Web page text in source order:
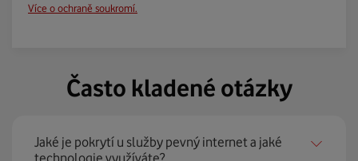
Více o ochraně soukromí.
Často kladené otázky
Jaké je pokrytí u služby pevný internet a jaké
technologie využíváte?